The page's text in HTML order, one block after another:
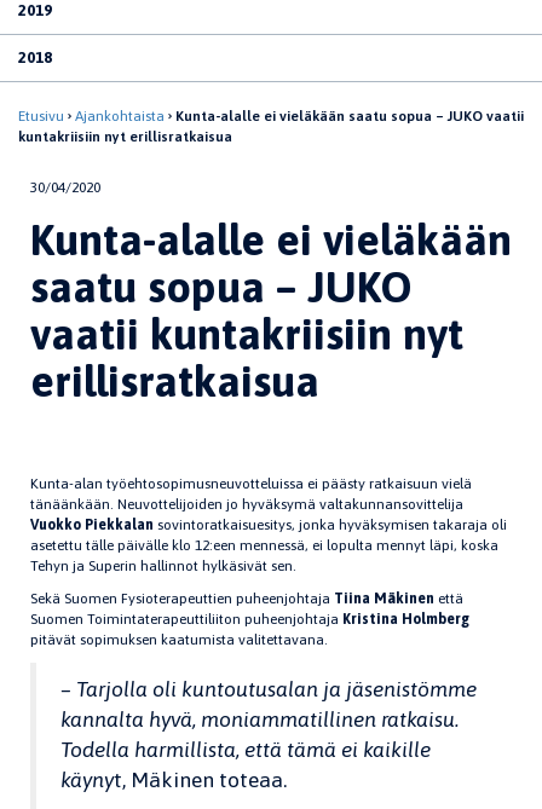
2019
2018
Etusivu Ajankohtaista
Kunta-alalle ei vieläkään saatu sopua – JUKO vaatii
kuntakriisiin nyt erillisratkaisua
30/04/2020
Kunta-alalle ei vieläkään
saatu sopua – JUKO
vaatii kuntakriisiin nyt
erillisratkaisua
Kunta-alan työehtosopimusneuvotteluissa ei päästy ratkaisuun vielä
tänäänkään. Neuvottelijoiden jo hyväksymä valtakunnansovittelija
Vuokko Piekkalan sovintoratkaisuesitys, jonka hyväksymisen takaraja oli
asetettu tälle päivälle klo 12:een mennessä, ei lopulta mennyt läpi, koska
Tehyn ja Superin hallinnot hylkäsivät sen.
Sekä Suomen Fysioterapeuttien puheenjohtaja Tiina Mäkinen että
Suomen Toimintaterapeuttiliiton puheenjohtaja Kristina Holmberg
pitävät sopimuksen kaatumista valitettavana.
– Tarjolla oli kuntoutusalan ja jäsenistömme
kannalta hyvä, moniammatillinen ratkaisu.
Todella harmillista, että tämä ei kaikille
käynyt, Mäkinen toteaa.